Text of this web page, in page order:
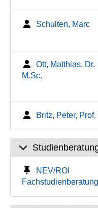
Schulten, Marc
Ott, Matthias, Dr.
M.Sc.
Britz, Peter, Prof.
NEV/ROI
Fachstudienberatung